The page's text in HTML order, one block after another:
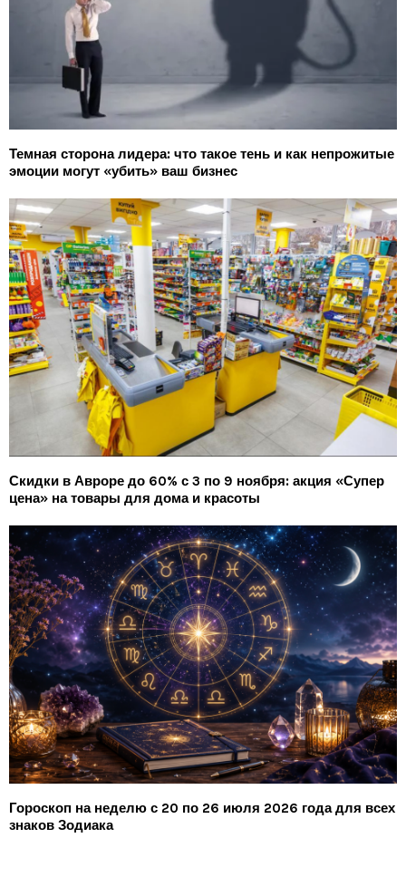
Темная сторона лидера: что такое тень и как непрожитые
эмоции могут «убить» ваш бизнес
Скидки в Авроре до 60% с 3 по 9 ноября: акция «Супер
цена» на товары для дома и красоты
Гороскоп на неделю с 20 по 26 июля 2026 года для всех
знаков Зодиака